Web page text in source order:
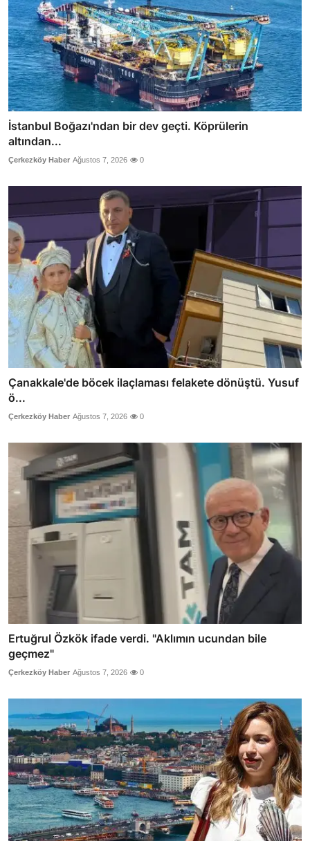
İstanbul Boğazı'ndan bir dev geçti. Köprülerin
altından...
Çerkezköy Haber Ağustos 7, 2026 0
Çanakkale'de böcek ilaçlaması felakete dönüştü. Yusuf
ö...
Çerkezköy Haber Ağustos 7, 2026 0
Ertuğrul Özkök ifade verdi. "Aklımın ucundan bile
geçmez"
Çerkezköy Haber Ağustos 7, 2026 0